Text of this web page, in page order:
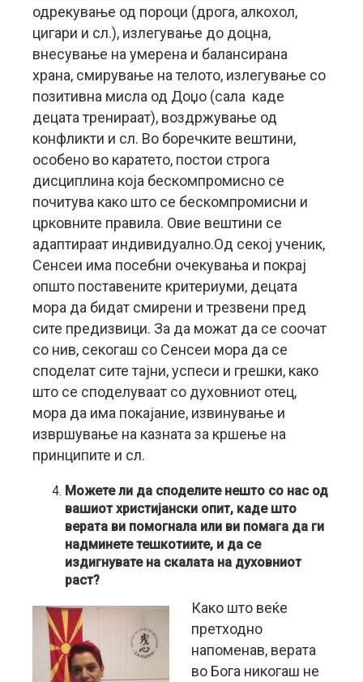
одрекување од пороци (дрога, алкохол,
цигари и сл.), излегување до доцна,
внесување на умерена и балансирана
храна, смирување на телото, излегување со
позитивна мисла од Доџо (сала каде
децата тренираат), воздржување од
конфликти и сл. Во боречките вештини,
особено во каратето, постои строга
дисциплина која бескомпромисно се
почитува како што се бескомпромисни и
црковните правила. Овие вештини се
адаптираат индивидуално.Од секој ученик,
Сенсеи има посебни очекувања и покрај
општо поставените критериуми, децата
мора да бидат смирени и трезвени пред
сите предизвици. За да можат да се соочат
со нив, секогаш со Сенсеи мора да се
споделат сите тајни, успеси и грешки, како
што се споделуваат со духовниот отец,
мора да има покајание, извинување и
извршување на казната за кршење на
принципите и сл.
Можете ли да споделите нешто со нас од
вашиот христијански опит, каде што
верата ви помогнала или ви помага да ги
надминете тешкотиите, и да се
издигнувате на скалата на духовниот
раст?
Како што веќе
претходно
напоменав, верата
во Бога никогаш не